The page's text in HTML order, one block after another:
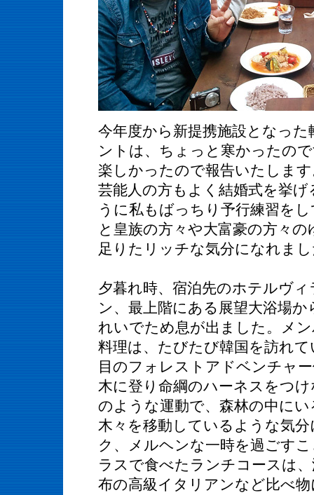
今年度から新提携施設となっ
ントは、ちょっと寒かったの
楽しかったので報告いたしま
芸能人の方もよく結婚式を挙
うに私もばっちり予行練習を
と皇族の方々や大富豪の方々
足りたリッチな気分になれま
夕暮れ時、宿泊先のホテルヴ
ン、最上階にある展望大浴場
れいでため息が出ました。メ
料理は、たびたび韓国を訪れ
目のフォレストアドベンチャ
木に登り命綱のハーネスをつ
のような運動で、森林の中に
木々を移動しているような気
ク、メルヘンな一時を過ごす
ラスで食べたランチコースは
布の高級イタリアンなど比べ